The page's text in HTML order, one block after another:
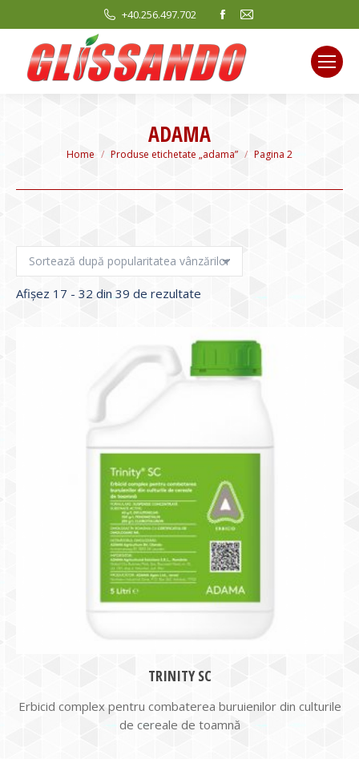
+40.256.497.702
Facebook
opens
in
new
Mail
new
ADAMA
You are here:
Home Produse etichetate „adama” Pagina 2
Afișez 17 - 32 din 39 de rezultate
TRINITY SC
Erbicid complex pentru combaterea buruienilor din culturile
de cereale de toamnă